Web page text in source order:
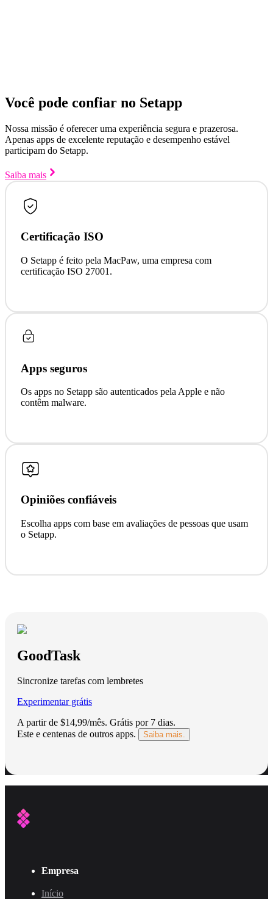
Você pode confiar no Setapp
Nossa missão é oferecer uma experiência segura e prazerosa.
Apenas apps de excelente reputação e desempenho estável
participam do Setapp.
Saiba mais
Certificação ISO
O Setapp é feito pela MacPaw, uma empresa com
certificação ISO 27001.
Apps seguros
Os apps no Setapp são autenticados pela Apple e não
contêm malware.
Opiniões confiáveis
Escolha apps com base em avaliações de pessoas que usam
o Setapp.
GoodTask
Sincronize tarefas com lembretes
Experimentar grátis
A partir de $14,99/mês. Grátis por 7 dias.
Este e centenas de outros apps.
Saiba mais.
Empresa
Início